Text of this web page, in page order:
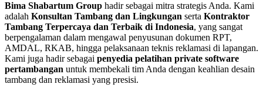
Bima Shabartum Group hadir sebagai mitra strategis Anda. Kami
adalah Konsultan Tambang dan Lingkungan serta Kontraktor
Tambang Terpercaya dan Terbaik di Indonesia, yang sangat
berpengalaman dalam mengawal penyusunan dokumen RPT,
AMDAL, RKAB, hingga pelaksanaan teknis reklamasi di lapangan.
Kami juga hadir sebagai penyedia pelatihan private software
pertambangan untuk membekali tim Anda dengan keahlian desain
tambang dan reklamasi yang presisi.